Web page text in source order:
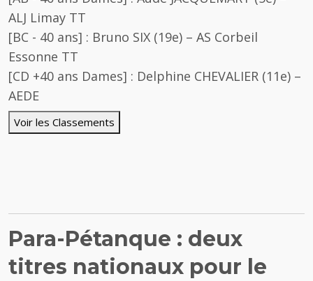
ALJ Limay TT
[BC - 40 ans] : Bruno SIX (19e) – AS Corbeil
Essonne TT
[CD +40 ans Dames] : Delphine CHEVALIER (11e) –
AEDE
Voir les Classements
Para-Pétanque : deux
titres nationaux pour le